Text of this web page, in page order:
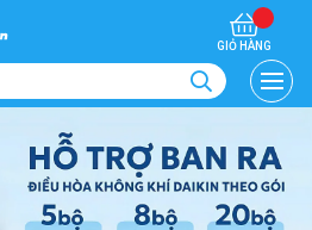
GIỎ HÀNG